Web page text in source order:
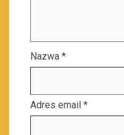
Nazwa *
Adres email *